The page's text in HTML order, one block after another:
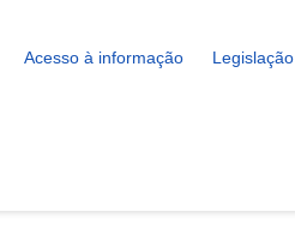
Acesso à informação Legislação